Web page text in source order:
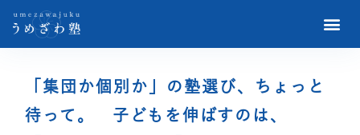
「集団か個別か」の塾選び、ちょっと
待って。 子どもを伸ばすのは、